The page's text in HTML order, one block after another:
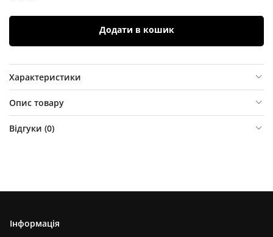
Додати в кошик
Характеристики
Опис товару
Відгуки (0)
Інформація